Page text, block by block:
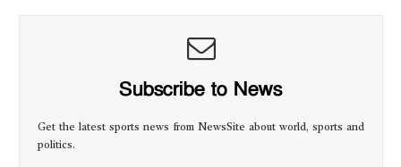
Subscribe to News
Get the latest sports news from NewsSite about world, sports and
politics.